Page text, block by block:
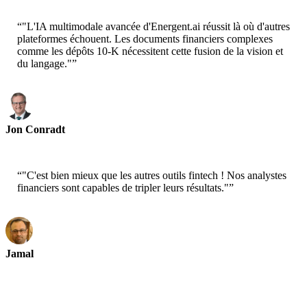
“"L'IA multimodale avancée d'Energent.ai réussit là où d'autres
plateformes échouent. Les documents financiers complexes
comme les dépôts 10-K nécessitent cette fusion de la vision et
du langage."”
Jon Conradt
“"C'est bien mieux que les autres outils fintech ! Nos analystes
financiers sont capables de tripler leurs résultats."”
Jamal